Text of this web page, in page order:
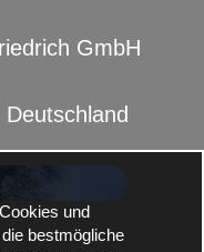
GmbH
und
bestmögliche